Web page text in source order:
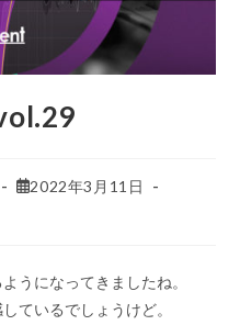
2022年3月11日
うになってきましたね。
ているでしょうけど。